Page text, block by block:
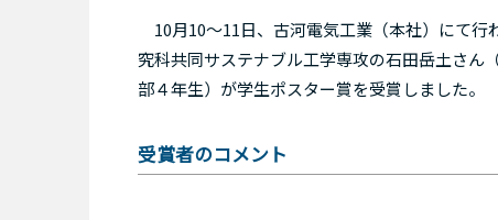
10月10～11日、古河電気工業（本社）にて行
究科共同サステナブル工学専攻の石田岳土さん
部４年生）が学生ポスター賞を受賞しました。
受賞者のコメント